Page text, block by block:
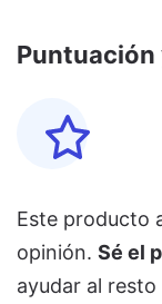
Este producto
opinión. Sé el
ayudar al